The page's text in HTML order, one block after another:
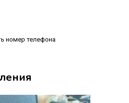
номер телефона